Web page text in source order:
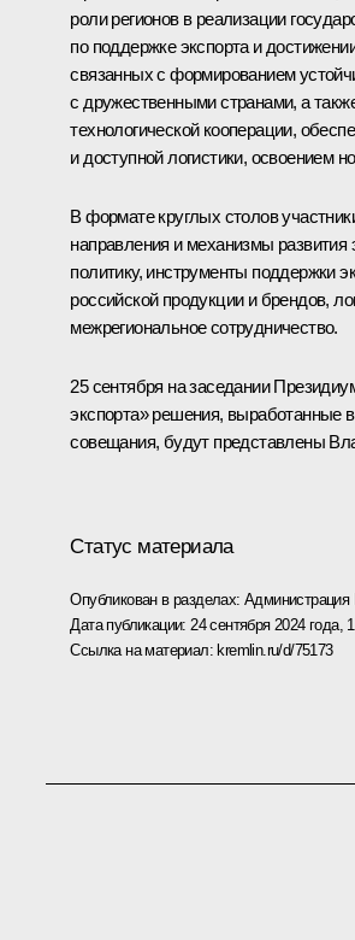
роли регионов в реализации
по поддержке экспорта и
связанных с формированием
с дружественными странами, а
технологической кооперации,
и доступной логистики, освоением
В формате круглых столов
направления и механизмы развития
политику, инструменты поддержки
российской продукции и брендов,
межрегиональное сотрудничество.
25 сентября на заседании
экспорта» решения, выработанные
совещания, будут представлены
Статус материала
Опубликован в разделах: Администрация
Дата публикации: 24 сентября 2024 года,
Ссылка на материал: kremlin.ru/d/75173